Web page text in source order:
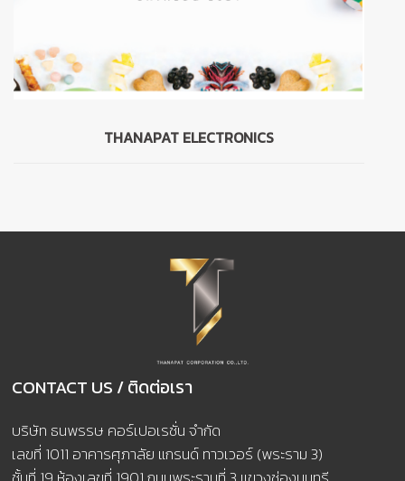
THANAPAT ELECTRONICS
CONTACT US / ติดต่อเรา
บริษัท ธนพรรษ คอร์เปอเรชั่น จำกัด
เลขที่ 1011 อาคารศุภาลัย แกรนด์ ทาวเวอร์ (พระราม 3)